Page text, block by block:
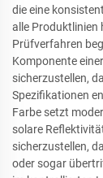
die eine
alle Produktlinien
Prüfverfahren
Komponente
sicherzustellen,
Spezifikationen
Farbe setzt
solare
sicherzustellen,
oder sogar